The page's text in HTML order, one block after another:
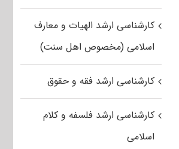
کارشناسی ارشد الهیات و معارف
اسلامی (مخصوص اهل سنت)
کارشناسی ارشد فقه و حقوق
کارشناسی ارشد فلسفه و کلام
اسلامی